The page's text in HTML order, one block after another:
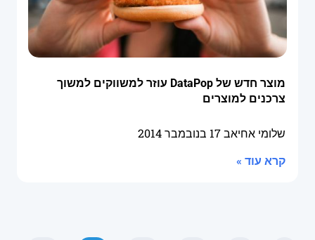
מוצר חדש של DataPop עוזר למשווקים למשוך
צרכנים למוצרים
שלומי אחיאב17 בנובמבר 2014
קרא עוד »